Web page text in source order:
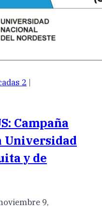
2 |
Campaña
Universidad
y de
9,